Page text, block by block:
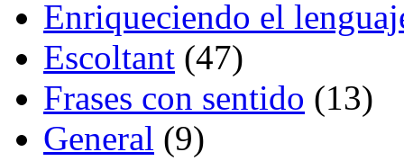
Enriqueciendo el
Escoltant (47)
Frases con sentido (13)
General (9)